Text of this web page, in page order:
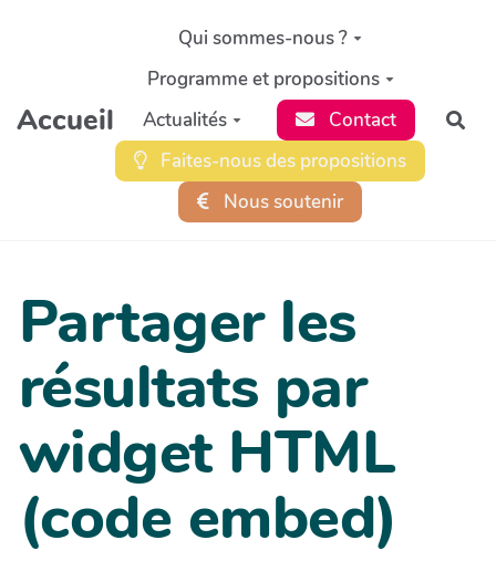
Aller au contenu principal
Accueil
Qui sommes-nous ?
Programme et propositions
Actualités
Contact
Faites-nous des propositions
Nous soutenir
Partager les
résultats par
widget HTML
(code embed)